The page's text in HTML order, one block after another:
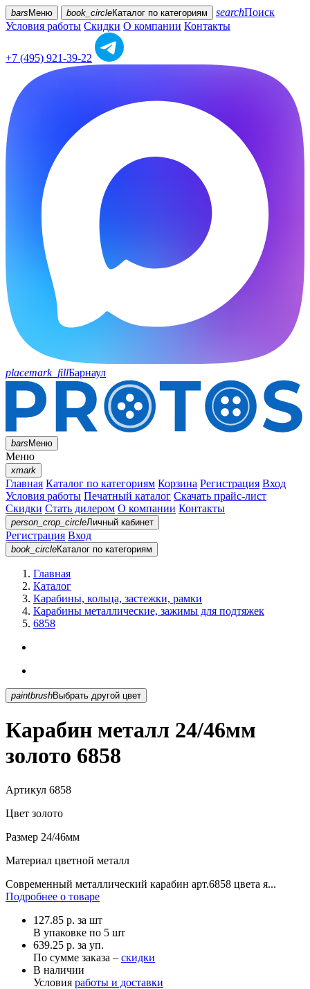
bars Меню book_circleКаталог по категориям searchПоиск
Условия работы Скидки О компании Контакты
+7 (495) 921-39-22
placemark_fillБарнаул
barsМеню
Меню
xmark
Главная Каталог по категориям Корзина Регистрация Вход
Условия работы Печатный каталог Скачать прайс-лист
Скидки Стать дилером О компании Контакты
person_crop_circleЛичный кабинет
Регистрация Вход
book_circleКаталог по категориям
Главная
Каталог
Карабины, кольца, застежки, рамки
Карабины металлические, зажимы для подтяжек
6858
paintbrush Выбрать другой цвет
Карабин металл 24/46мм
золото 6858
Артикул 6858
Цвет золото
Размер 24/46мм
Материал цветной металл
Современный металлический карабин арт.6858 цвета я...
Подробнее о товаре
127.85 р. за шт
В упаковке по 5 шт
639.25 р. за уп.
По сумме заказа – скидки
В наличии
Условия работы и доставки